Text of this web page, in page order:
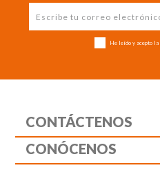
He leído y acepto la
CONTÁCTENOS
CONÓCENOS